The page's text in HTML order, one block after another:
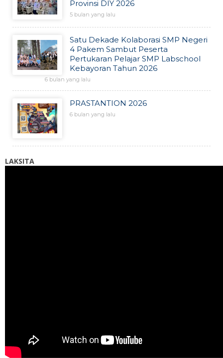
Provinsi DIY 2026
5 bulan yang lalu
Satu Dekade Kolaborasi SMP Negeri
4 Pakem Sambut Peserta
Pertukaran Pelajar SMP Labschool
Kebayoran Tahun 2026
6 bulan yang lalu
PRASTANTION 2026
6 bulan yang lalu
LAKSITA